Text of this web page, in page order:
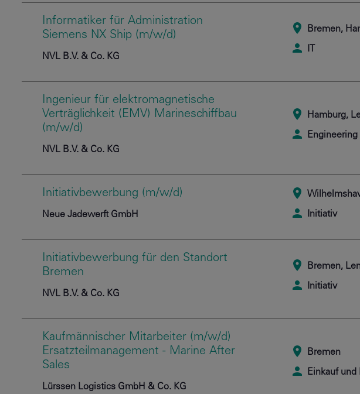
Informatiker für Administration
Siemens NX Ship (m/w/d)
NVL B.V. & Co. KG
Bremen,
Ingenieur für elektromagnetische
Verträglichkeit (EMV) Marineschiffbau
(m/w/d)
NVL B.V. & Co. KG
Hamburg,
Engineering
Initiativbewerbung (m/w/d)
Neue Jadewerft GmbH Initiativ
Initiativbewerbung für den Standort
Bremen
NVL B.V. & Co. KG
Bremen,
Initiativ
Kaufmännischer Mitarbeiter (m/w/d)
Ersatzteilmanagement - Marine After
Sales
Lürssen Logistics GmbH & Co. KG
Bremen
Einkauf